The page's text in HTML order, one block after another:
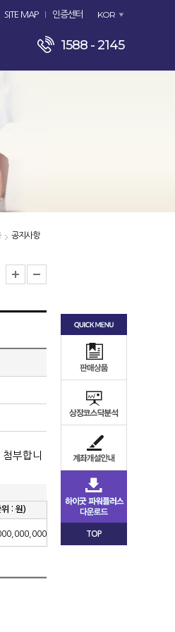
SITE MAP 인증센터 KOR
1588 - 2145
공지사항
부합니
: 원 )
TOP